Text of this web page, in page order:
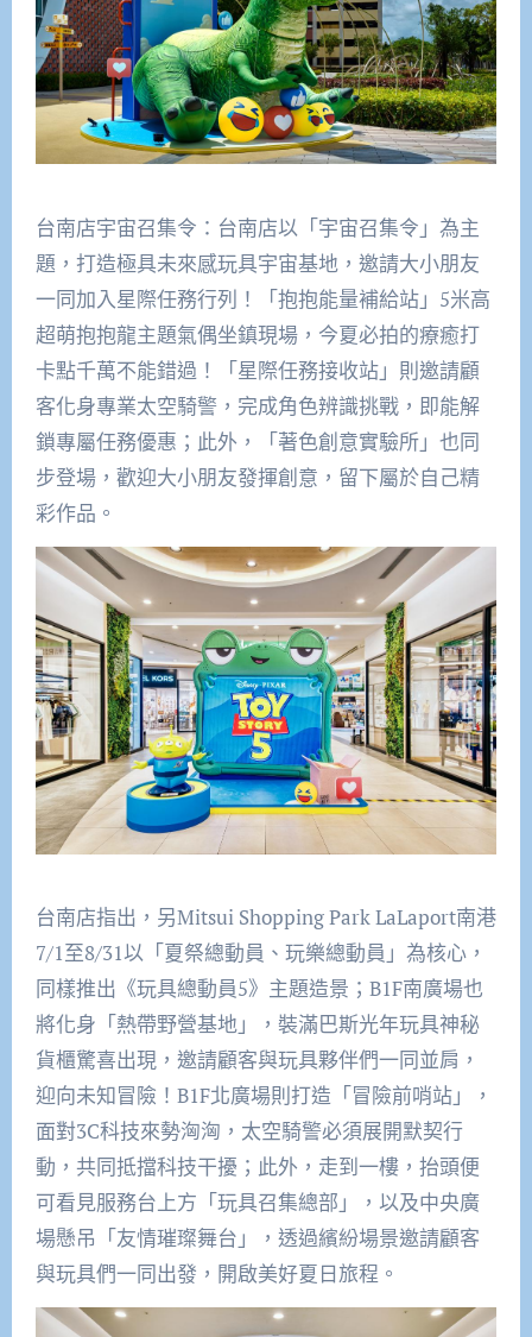
台南店宇宙召集令：台南店以「宇宙召集令」為主
題，打造極具未來感玩具宇宙基地，邀請大小朋友
一同加入星際任務行列！「抱抱能量補給站」5米高
超萌抱抱龍主題氣偶坐鎮現場，今夏必拍的療癒打
卡點千萬不能錯過！「星際任務接收站」則邀請顧
客化身專業太空騎警，完成角色辨識挑戰，即能解
鎖專屬任務優惠；此外，「著色創意實驗所」也同
步登場，歡迎大小朋友發揮創意，留下屬於自己精
彩作品。
台南店指出，另Mitsui Shopping Park LaLaport南港
7/1至8/31以「夏祭總動員、玩樂總動員」為核心，
同樣推出《玩具總動員5》主題造景；B1F南廣場也
將化身「熱帶野營基地」，裝滿巴斯光年玩具神秘
貨櫃驚喜出現，邀請顧客與玩具夥伴們一同並肩，
迎向未知冒險！B1F北廣場則打造「冒險前哨站」，
面對3C科技來勢洶洶，太空騎警必須展開默契行
動，共同抵擋科技干擾；此外，走到一樓，抬頭便
可看見服務台上方「玩具召集總部」，以及中央廣
場懸吊「友情璀璨舞台」，透過繽紛場景邀請顧客
與玩具們一同出發，開啟美好夏日旅程。